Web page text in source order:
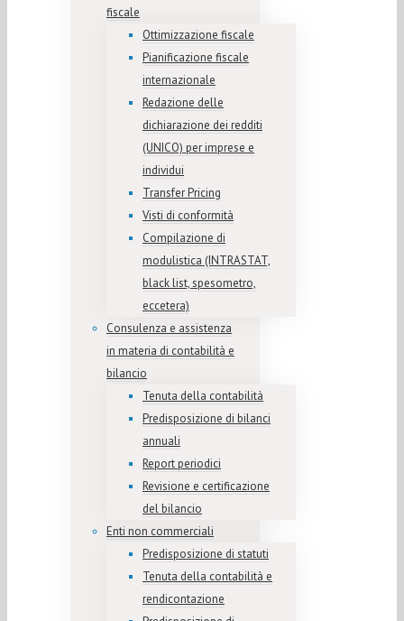
fiscale
Ottimizzazione fiscale
Pianificazione fiscale
internazionale
Redazione delle
dichiarazione dei redditi
(UNICO) per imprese e
individui
Transfer Pricing
Visti di conformità
Compilazione di
modulistica (INTRASTAT,
black list, spesometro,
eccetera)
Consulenza e assistenza
in materia di contabilità e
bilancio
Tenuta della contabilità
Predisposizione di bilanci
annuali
Report periodici
Revisione e certificazione
del bilancio
Enti non commerciali
Predisposizione di statuti
Tenuta della contabilità e
rendicontazione